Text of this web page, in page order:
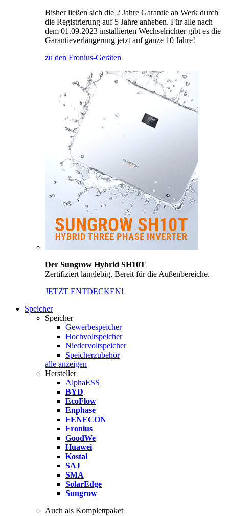
Bisher ließen sich die 2 Jahre Garantie ab Werk durch
die Registrierung auf 5 Jahre anheben. Für alle nach
dem 01.09.2023 installierten Wechselrichter gibt es die
Garantieverlängerung jetzt auf ganze 10 Jahre!
zu den Fronius-Geräten
Der Sungrow Hybrid SH10T
Zertifiziert langlebig, Bereit für die Außenbereiche.
JETZT ENTDECKEN!
Speicher
Speicher
Gewerbespeicher
Hochvoltspeicher
Niedervoltspeicher
Speicherzubehör
alle anzeigen
Hersteller
AlphaESS
BYD
EcoFlow
Enphase
FENECON
Fronius
GoodWe
Huawei
Kostal
SAJ
SMA
SolarEdge
Sungrow
Auch als Komplettpaket